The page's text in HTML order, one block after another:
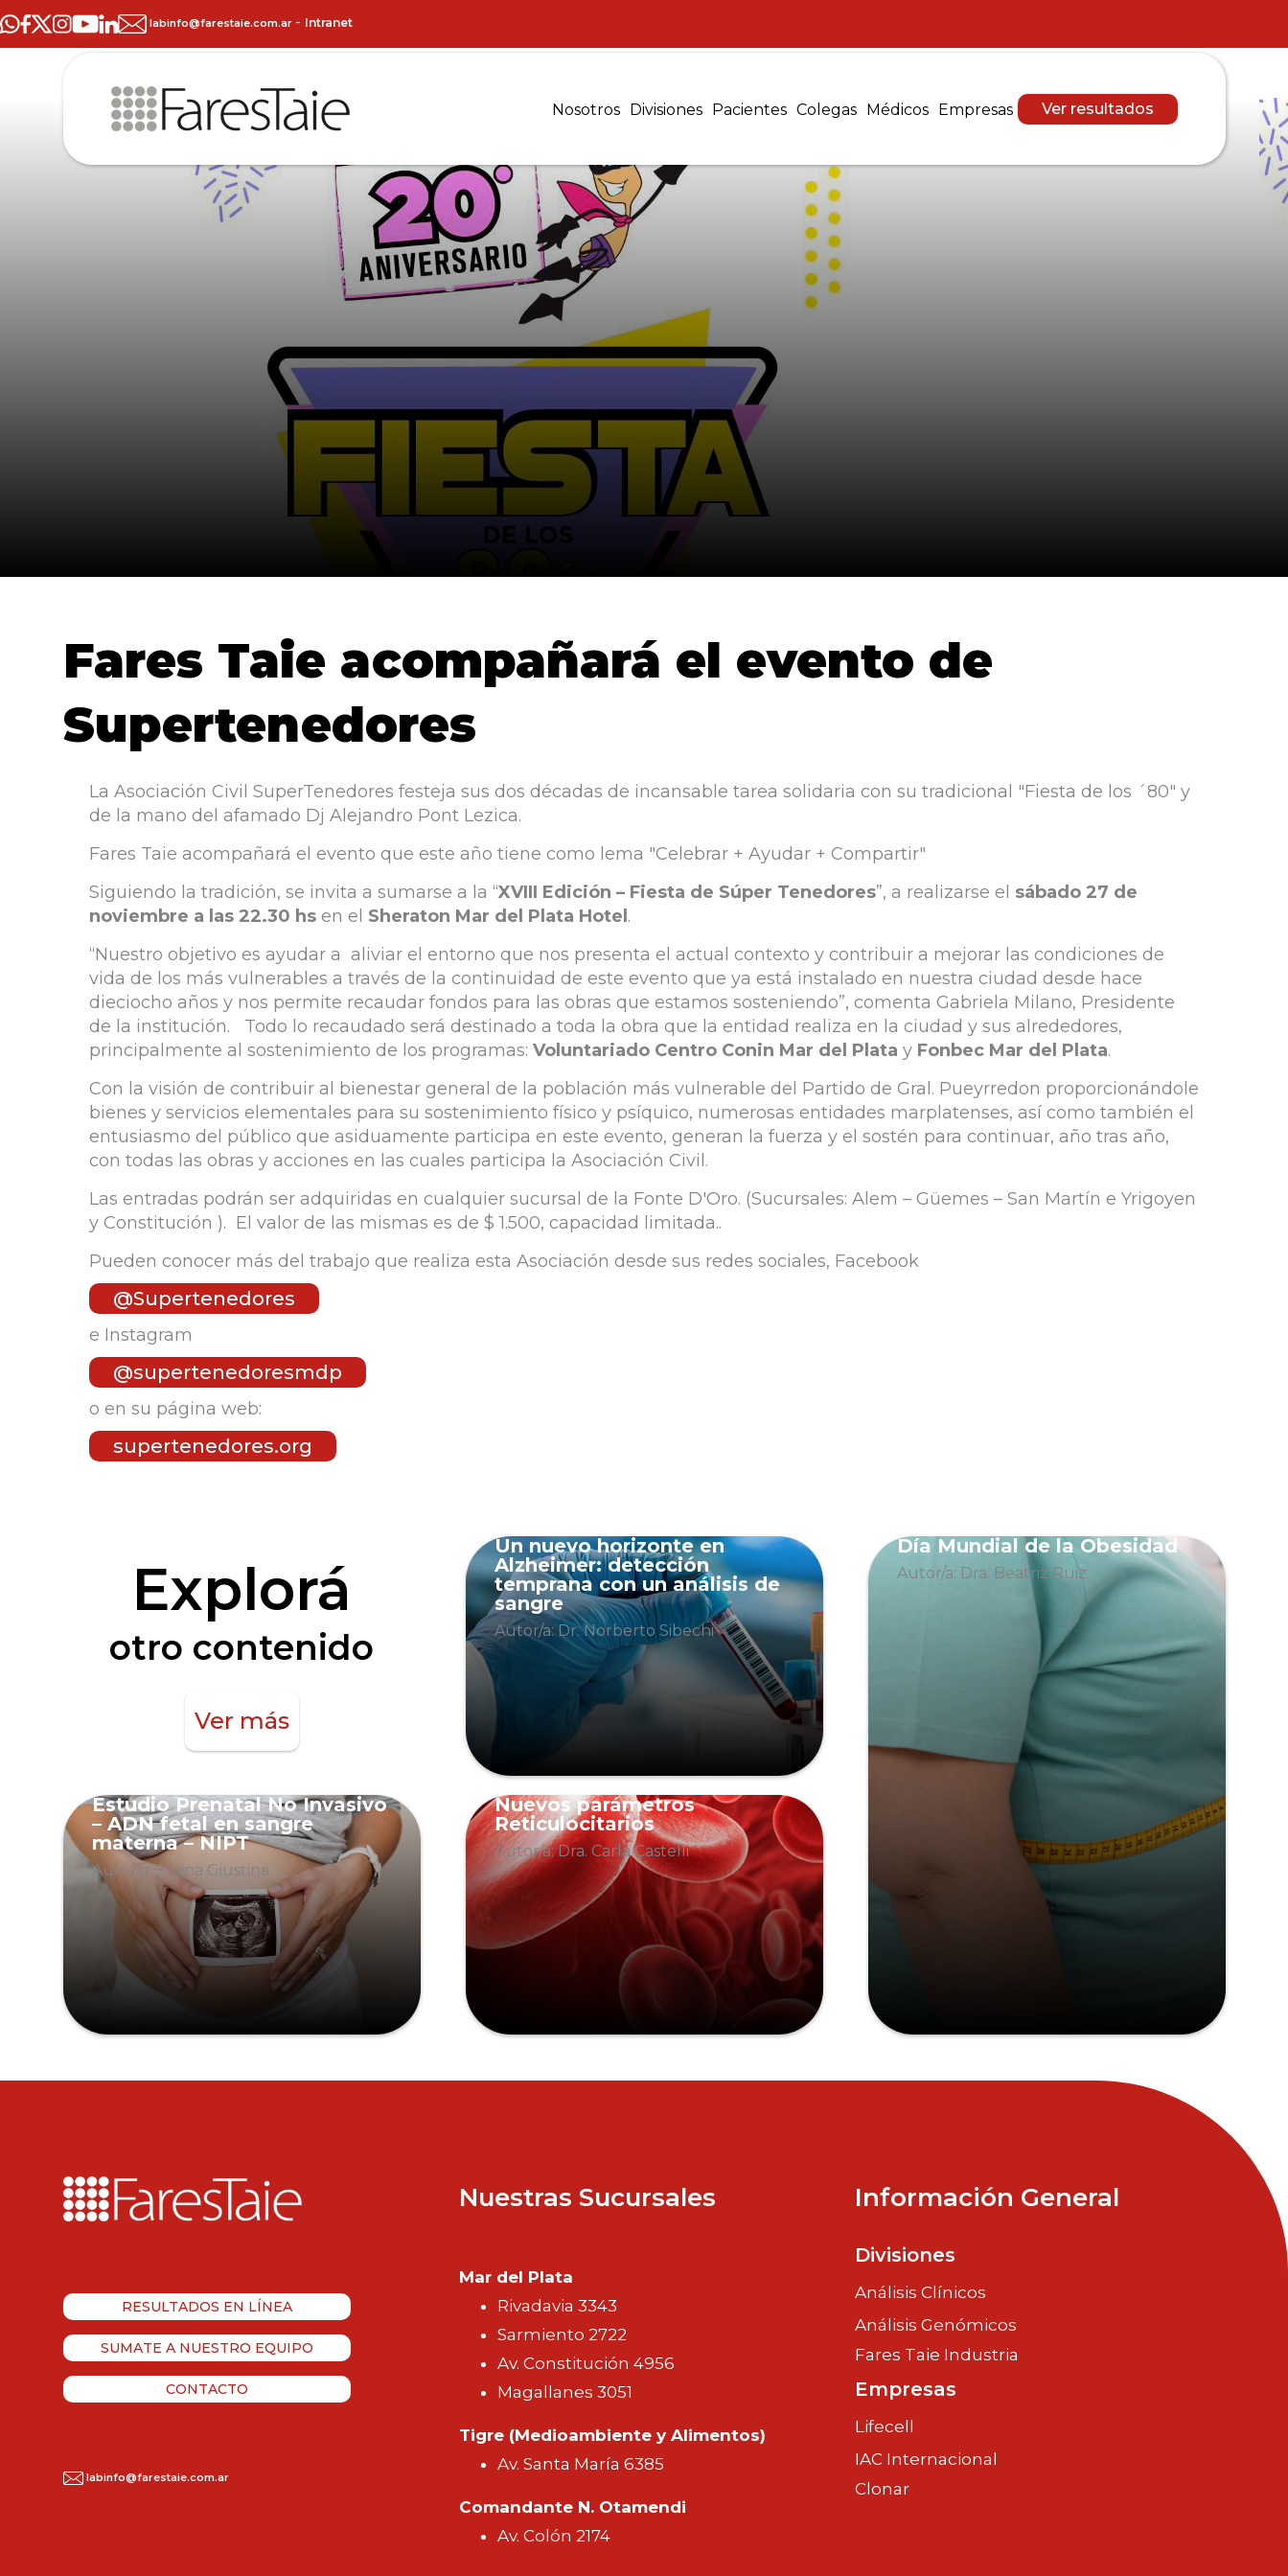
labinfo@farestaie.com.ar - Intranet
Nosotros Divisiones Pacientes Colegas Médicos Empresas Ver resultados
Fares Taie acompañará el evento de
Supertenedores
La Asociación Civil SuperTenedores festeja sus dos décadas de incansable tarea solidaria con su tradicional "Fiesta de los ´80" y
de la mano del afamado Dj Alejandro Pont Lezica.
Fares Taie acompañará el evento que este año tiene como lema "Celebrar + Ayudar + Compartir"
Siguiendo la tradición, se invita a sumarse a la “XVIII Edición – Fiesta de Súper Tenedores”, a realizarse el sábado 27 de
noviembre a las 22.30 hsen el Sheraton Mar del Plata Hotel .
“Nuestro objetivo es ayudar a aliviar el entorno que nos presenta el actual contexto y contribuir a mejorar las condiciones de
vida de los más vulnerables a través de la continuidad de este evento que ya está instalado en nuestra ciudad desde hace
dieciocho años y nos permite recaudar fondos para las obras que estamos sosteniendo”, comenta Gabriela Milano, Presidente
de la institución. Todo lo recaudado será destinado a toda la obra que la entidad realiza en la ciudad y sus alrededores,
principalmente al sostenimiento de los programas: Voluntariado Centro Conin Mar del Plata y Fonbec Mar del Plata.
Con la visión de contribuir al bienestar general de la población más vulnerable del Partido de Gral. Pueyrredon proporcionándole
bienes y servicios elementales para su sostenimiento físico y psíquico, numerosas entidades marplatenses, así como también el
entusiasmo del público que asiduamente participa en este evento, generan la fuerza y el sostén para continuar, año tras año,
con todas las obras y acciones en las cuales participa la Asociación Civil.
Las entradas podrán ser adquiridas en cualquier sucursal de la Fonte D'Oro. (Sucursales: Alem – Güemes – San Martín e Yrigoyen
y Constitución ). El valor de las mismas es de $ 1.500, capacidad limitada..
Pueden conocer más del trabajo que realiza esta Asociación desde sus redes sociales, Facebook
@Supertenedores
e Instagram
@supertenedoresmdp
o en su página web:
supertenedores.org
Explorá
otro contenido
Ver más
Estudio Prenatal No Invasivo
– ADN fetal en sangre
materna – NIPT
Autor/a: Silvina Giustina
Un nuevo horizonte en
Alzheimer: detección
temprana con un análisis de
sangre
Autor/a: Dr. Norberto Sibechi
Nuevos parámetros
Reticulocitarios
Autor/a: Dra. Carla Castelli
Día Mundial de la Obesidad
Autor/a: Dra. Beatriz Ruiz
RESULTADOS EN LÍNEA
SUMATE A NUESTRO EQUIPO
CONTACTO
labinfo@farestaie.com.ar
Nuestras Sucursales
Mar del Plata
Rivadavia 3343
Sarmiento 2722
Av. Constitución 4956
Magallanes 3051
Tigre (Medioambiente y Alimentos)
Av. Santa María 6385
Comandante N. Otamendi
Av. Colón 2174
Información General
Divisiones
Análisis Clínicos
Análisis Genómicos
Fares Taie Industria
Empresas
Lifecell
IAC Internacional
Clonar